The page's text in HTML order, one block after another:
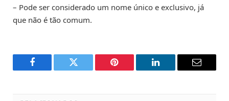
– Pode ser considerado um nome único e exclusivo, já
que não é tão comum.
Facebook Twitter Pinterest LinkedIn Email